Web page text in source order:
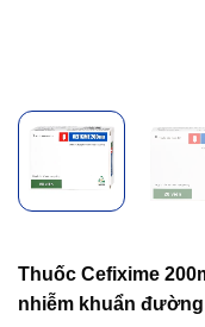
Thuốc Cefixime
nhiễm khuẩn đường